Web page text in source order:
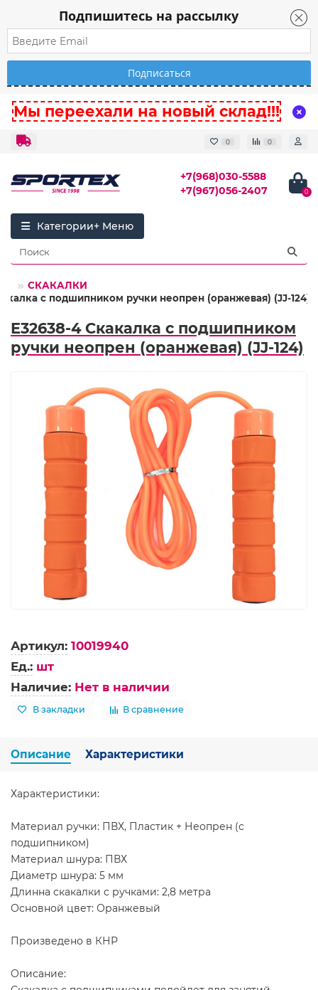
Подпишитесь на рассылку
Мы переехали на новый склад!!!
0 0
+7(968)030-5588
+7(967)056-2407
0
Категории
СКАКАЛКИ
с подшипником ручки неопрен (оранжевая) (JJ-124)
E32638-4 Скакалка с подшипником
ручки неопрен (оранжевая) (JJ-124)
Артикул: 10019940
Ед.: шт
Наличие: Нет в наличии
В закладки В сравнение
Описание Характеристики
Характеристики:
Материал ручки: ПВХ, Пластик + Неопрен (с
подшипником)
Материал шнура: ПВХ
Диаметр шнура: 5 мм
Длинна скакалки с ручками: 2,8 метра
Основной цвет: Оранжевый
Произведено в КНР
Описание: